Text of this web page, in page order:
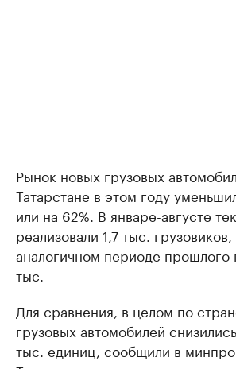
Рынок новых грузовых
Татарстане в этом году
или на 62%. В январе-августе
реализовали 1,7 тыс. грузовиков,
аналогичном периоде прошлого
тыс.
Для сравнения, в целом по
грузовых автомобилей
тыс. единиц, сообщили в